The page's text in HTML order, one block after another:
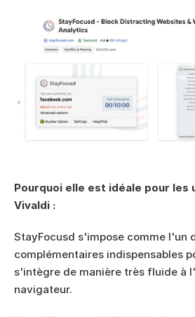
Pourquoi elle est idéale pour les
Vivaldi :
StayFocusd s'impose comme l'un
complémentaires indispensables
s'intègre de manière très fluide à
navigateur.